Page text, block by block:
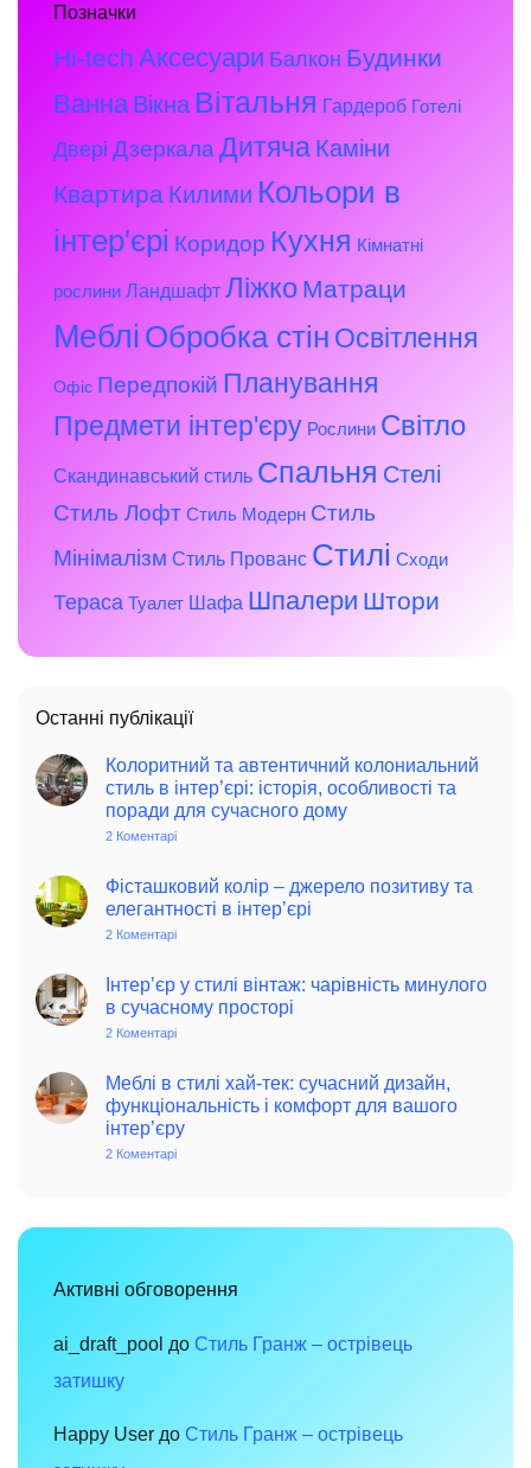
Позначки
Hi-tech Аксесуари Балкон Будинки
Ванна Вікна Вітальня Гардероб Готелі
Двері Дзеркала Дитяча Каміни
Квартира Килими Кольори в
інтер'єрі Коридор Кухня Кімнатні
рослини Ландшафт Ліжко Матраци
Меблі Обробка стін Освітлення
Офіс Передпокій Планування
Предмети інтер'єру Рослини Світло
Скандинавський стиль Спальня Стелі
Стиль Лофт Стиль Модерн Стиль
Мінімалізм Стиль Прованс Стилі Сходи
Тераса Туалет Шафа Шпалери Штори
Останні публікації
Колоритний та автентичний колониальний
стиль в інтер’єрі: історія, особливості та
поради для сучасного дому
2 Коментарі
автентичний
колониальний
стиль
особливості
та
поради
Фісташковий колір – джерело позитиву та
елегантності в інтер’єрі
2 Коментарі
–
джерело
позитиву
інтер’єрі
Інтер’єр у стилі вінтаж: чарівність минулого
в сучасному просторі
2 Коментарі
стилі
вінтаж:
чарівність
минулого
в
Меблі в стилі хай-тек: сучасний дизайн,
функціональність і комфорт для вашого
інтер’єру
2 Коментарі
тек:
і
вашого
інтер’єру
Активні обговорення
ai_draft_pool до Стиль Гранж – острівець
затишку
Happy User до Стиль Гранж – острівець